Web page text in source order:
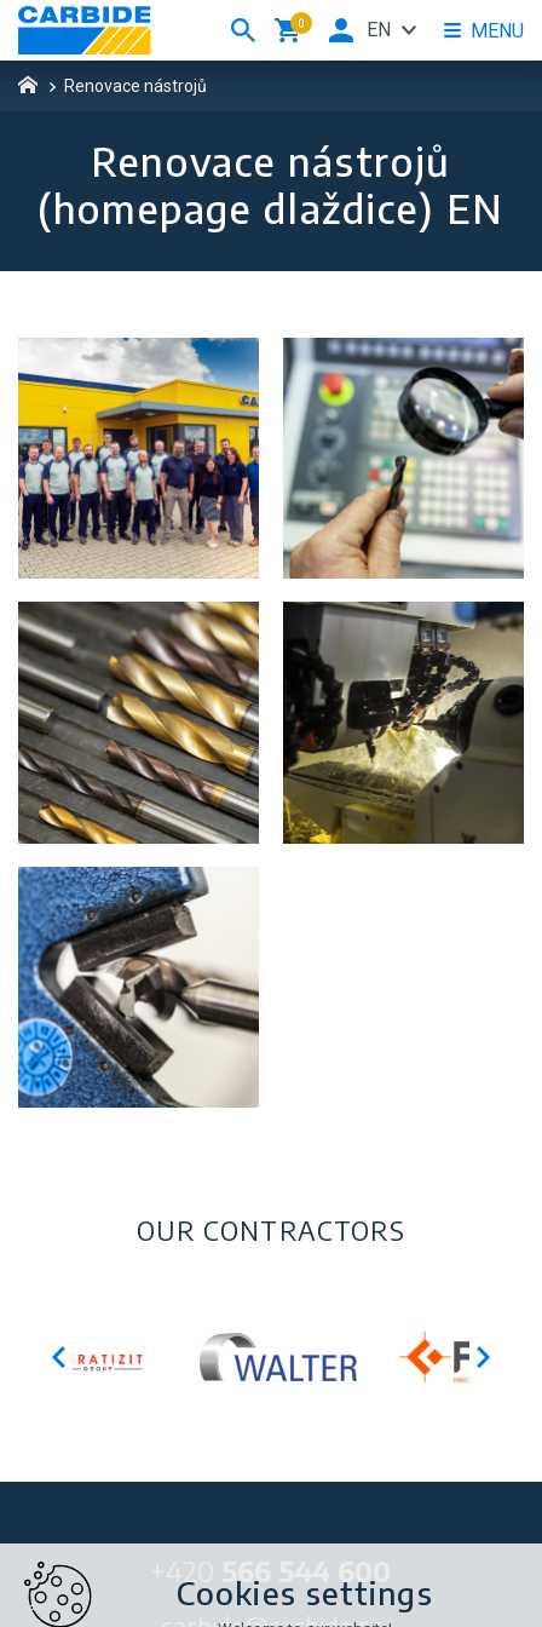
Renovace nástrojů
Renovace nástrojů
(homepage dlaždice) EN
OUR CONTRACTORS
0 MENU
EN
Cookies settings